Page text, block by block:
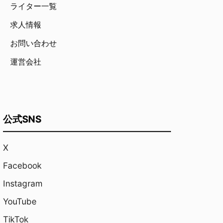
ライター一覧
求人情報
お問い合わせ
運営会社
公式SNS
X
Facebook
Instagram
YouTube
TikTok